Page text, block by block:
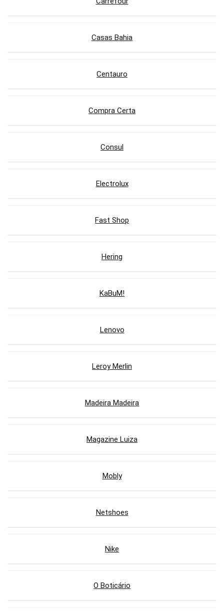
Casas Bahia
Centauro
Compra Certa
Consul
Electrolux
Fast Shop
Hering
KaBuM!
Lenovo
Leroy Merlin
Madeira Madeira
Magazine Luiza
Mobly
Netshoes
Nike
O Boticário